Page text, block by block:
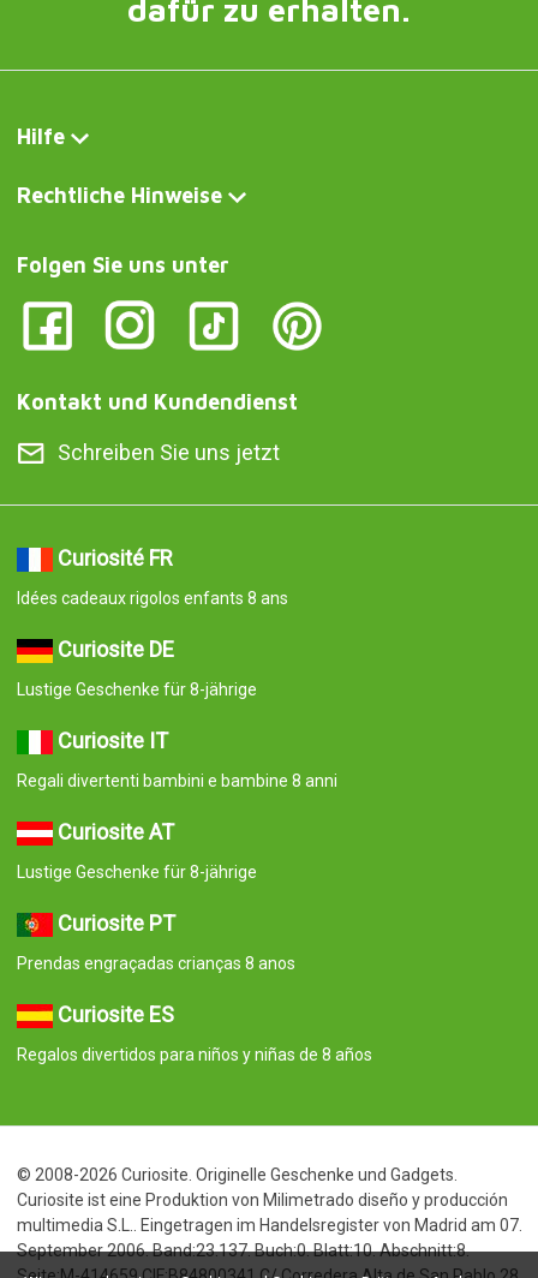
dafür zu erhalten.
Hilfe
Rechtliche Hinweise
Folgen Sie uns unter
Kontakt und Kundendienst
Schreiben Sie uns jetzt
Curiosité FR
Idées cadeaux rigolos enfants 8 ans
Curiosite DE
Lustige Geschenke für 8-jährige
Curiosite IT
Regali divertenti bambini e bambine 8 anni
Curiosite AT
Lustige Geschenke für 8-jährige
Curiosite PT
Prendas engraçadas crianças 8 anos
Curiosite ES
Regalos divertidos para niños y niñas de 8 años
© 2008-2026 Curiosite. Originelle Geschenke und Gadgets.
Curiosite ist eine Produktion von Milimetrado diseño y producción
multimedia S.L.. Eingetragen im Handelsregister von Madrid am 07.
September 2006. Band:23.137. Buch:0. Blatt:10. Abschnitt:8.